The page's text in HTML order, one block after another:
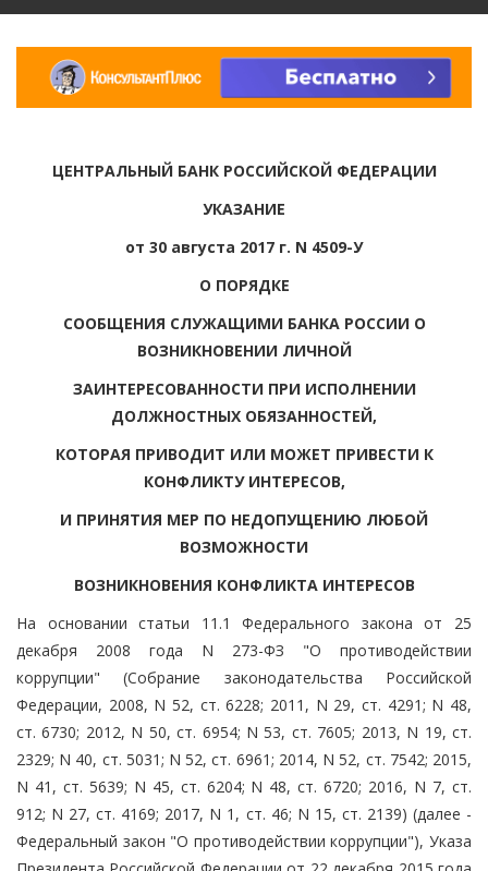
ЦЕНТРАЛЬНЫЙ БАНК РОССИЙСКОЙ ФЕДЕРАЦИИ
УКАЗАНИЕ
от 30 августа 2017 г. N 4509-У
О ПОРЯДКЕ
СООБЩЕНИЯ СЛУЖАЩИМИ БАНКА РОССИИ О
ВОЗНИКНОВЕНИИ ЛИЧНОЙ
ЗАИНТЕРЕСОВАННОСТИ ПРИ ИСПОЛНЕНИИ
ДОЛЖНОСТНЫХ ОБЯЗАННОСТЕЙ,
КОТОРАЯ ПРИВОДИТ ИЛИ МОЖЕТ ПРИВЕСТИ К
КОНФЛИКТУ ИНТЕРЕСОВ,
И ПРИНЯТИЯ МЕР ПО НЕДОПУЩЕНИЮ ЛЮБОЙ
ВОЗМОЖНОСТИ
ВОЗНИКНОВЕНИЯ КОНФЛИКТА ИНТЕРЕСОВ
На основании статьи 11.1 Федерального закона от 25
декабря 2008 года N 273-ФЗ "О противодействии
коррупции" (Собрание законодательства Российской
Федерации, 2008, N 52, ст. 6228; 2011, N 29, ст. 4291; N 48,
ст. 6730; 2012, N 50, ст. 6954; N 53, ст. 7605; 2013, N 19, ст.
2329; N 40, ст. 5031; N 52, ст. 6961; 2014, N 52, ст. 7542; 2015,
N 41, ст. 5639; N 45, ст. 6204; N 48, ст. 6720; 2016, N 7, ст.
912; N 27, ст. 4169; 2017, N 1, ст. 46; N 15, ст. 2139) (далее -
Федеральный закон "О противодействии коррупции"), Указа